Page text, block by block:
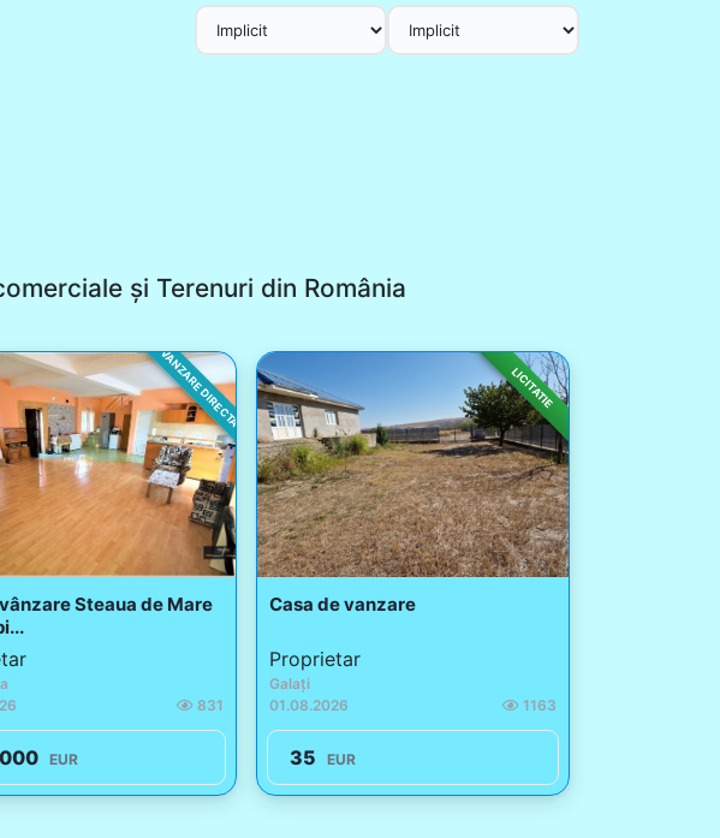
și Terenuri din România
VANZARE DIRECTA
Steaua de Mare
831
EUR
LICITATIE
Casa de vanzare
Proprietar
Galați
01.08.2026
1163
35 EUR